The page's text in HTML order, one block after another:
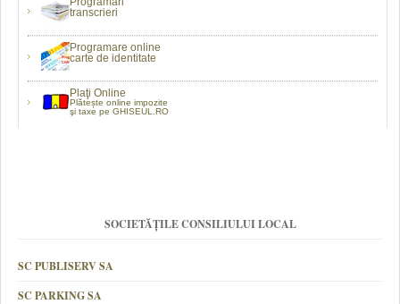
transcrieri
Programare online
carte de identitate
Plaţi Online
Plătește online impozite
şi taxe pe GHISEUL.RO
SOCIETĂȚILE CONSILIULUI LOCAL
SC PUBLISERV SA
SC PARKING SA